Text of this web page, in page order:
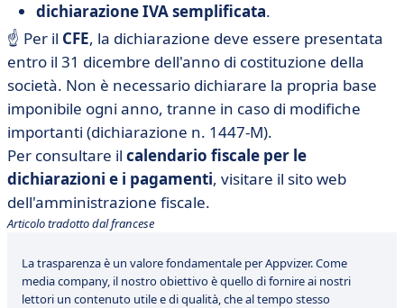
dichiarazione IVA semplificata.
☝️ Per il CFE, la dichiarazione deve essere presentata
entro il 31 dicembre dell'anno di costituzione della
società. Non è necessario dichiarare la propria base
imponibile ogni anno, tranne in caso di modifiche
importanti (dichiarazione n. 1447-M).
Per consultare il calendario fiscale per le
dichiarazioni e i pagamenti, visitare il sito web
dell'amministrazione fiscale.
Articolo tradotto dal francese
La trasparenza è un valore fondamentale per Appvizer. Come
media company, il nostro obiettivo è quello di fornire ai nostri
lettori un contenuto utile e di qualità, che al tempo stesso